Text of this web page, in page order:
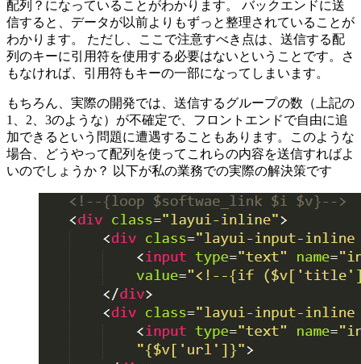
配列？になっていることがわかります。 バックエンドに送
信すると、データが以前よりもずっと整理されていることが
わかります。 ただし、ここで注意すべき点は、送信する配
列のキーに引用符を使用する必要はないということです。さ
もなければ、引用符もキーの一部になってしまいます。
もちろん、実際の開発では、送信するグループの数（上記の
1、2、3のような）が不確定で、フロントエンドで自由に追
加できるという問題に遭遇することもあります。このような
場合、どうやって配列を使ってこれらの内容を送信すればよ
いのでしょうか？ 以下が私の業務での実際の解決策です